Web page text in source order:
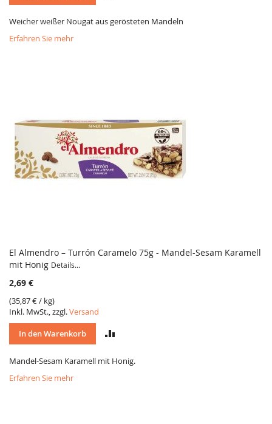
Weicher weißer Nougat aus gerösteten Mandeln
Erfahren Sie mehr
El Almendro – Turrón Caramelo 75g - Mandel-Sesam Karamell
mit Honig Details...
2,69 €
(35,87 €/ kg)
Inkl. MwSt., zzgl.Versand
In den Warenkorb
VERGLEICH
Mandel-Sesam Karamell mit Honig.
Erfahren Sie mehr